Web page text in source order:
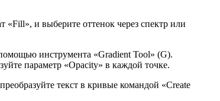
«Fill», и выберите оттенок через спектр или
инструмента «Gradient Tool» (G).
параметр «Opacity» в каждой точке.
текст в кривые командой «Create